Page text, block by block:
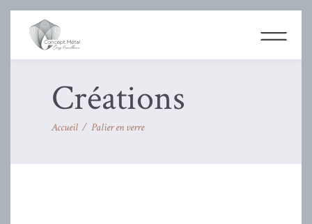
Créations
Accueil / Palier en verre